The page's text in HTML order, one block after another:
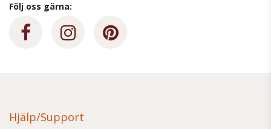
Följ oss gärna:
Hjälp/Support